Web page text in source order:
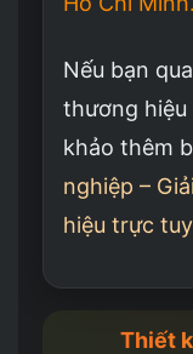
Nếu bạn
thương
khảo thêm
nghiệp –
hiệu trực
Thiết